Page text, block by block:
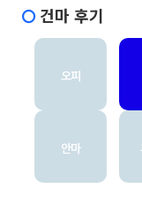
건마 후기
오피
안마